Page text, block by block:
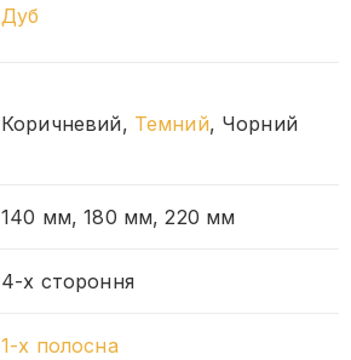
Дуб
Коричневий, Темний, Чорний
140 мм, 180 мм, 220 мм
4-х стороння
1-х полосна